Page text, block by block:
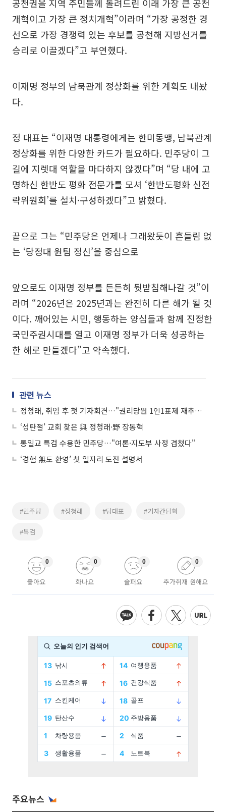
공천권을 지역 주민들께 돌려드린 이래 가장 큰 공천
개혁이고 가장 큰 정치개혁”이라며 “가장 공정한 경
선으로 가장 경쟁력 있는 후보를 공천해 지방선거를
승리로 이끌겠다”고 부연했다.
이재명 정부의 남북관계 정상화를 위한 계획도 내놨
다.
정 대표는 “이재명 대통령에게는 한미동맹, 남북관계
정상화를 위한 다양한 카드가 필요하다. 민주당이 그
길에 지렛대 역할을 마다하지 않겠다”며 “당 내에 고
명하신 한반도 평화 전문가를 모셔 ‘한반도평화 신전
략위원회’를 설치·구성하겠다”고 밝혔다.
끝으로 그는 “민주당은 언제나 그래왔듯이 흔들림 없
는 ‘당정대 원팀 정신’을 중심으로
앞으로도 이재명 정부를 든든히 뒷받침해나갈 것”이
라며 “2026년은 2025년과는 완전히 다른 해가 될 것
이다. 깨어있는 시민, 행동하는 양심들과 함께 진정한
국민주권시대를 열고 이재명 정부가 더욱 성공하는
한 해로 만들겠다”고 약속했다.
관련 뉴스
정청래, 취임 후 첫 기자회견…"권리당원 1인1표제 재추진 할것"
‘성탄절’ 교회 찾은 與 정청래·野 장동혁
통일교 특검 수용한 민주당…"여론·지도부 사정 겹쳤다"
‘경험 無도 환영’ 첫 일자리 도전 설명서
#민주당 #정청래 #당대표 #기자간담회
#특검
좋아요
0
화나요
0
슬퍼요
0
추가취재 원해요
0
주요뉴스